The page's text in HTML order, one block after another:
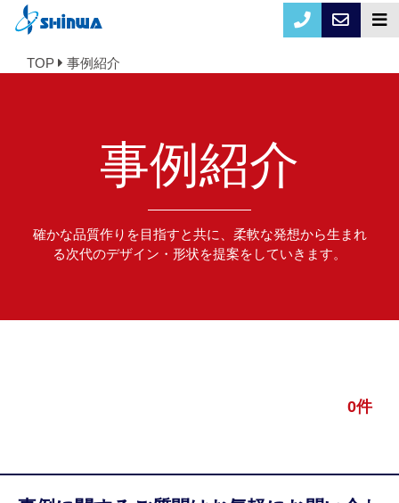
TOP 事例紹介
事例紹介
確かな品質作りを目指すと共に、柔軟な発想から生まれ
る次代のデザイン・形状を提案をしていきます。
0件